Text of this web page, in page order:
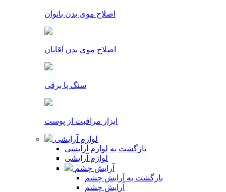
اصلاح موی بدن بانوان
اصلاح موی بدن آقایان
سنگ پا برقی
ابزار مراقبت از پوست
لوازم آرایشی
بازگشت به لوازم آرایشی
لوازم آرایشی
آرایش چشم
بازگشت به آرایش چشم
آرایش چشم